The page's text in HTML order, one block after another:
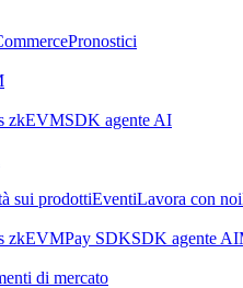
Pronostici
zkEVMSDK agente AI
sui prodottiEventiLavora con noi
zkEVMPay SDKSDK agente AI
di mercato